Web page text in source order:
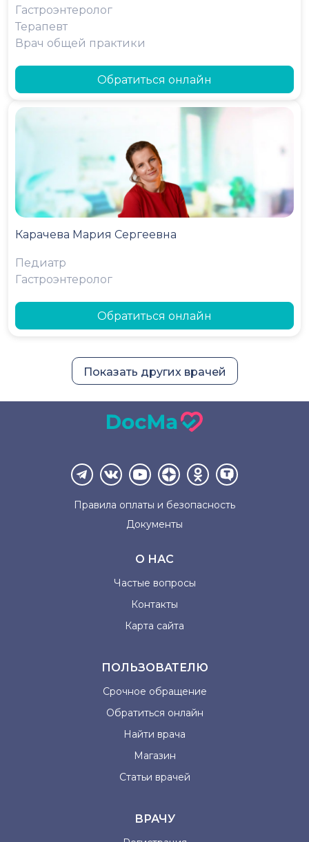
Гастроэнтеролог
Терапевт
Врач общей практики
Обратиться онлайн
Карачева Мария Сергеевна
Педиатр
Гастроэнтеролог
Обратиться онлайн
Показать других врачей
Правила оплаты и безопасность
Документы
О НАС
Частые вопросы
Контакты
Карта сайта
ПОЛЬЗОВАТЕЛЮ
Срочное обращение
Обратиться онлайн
Найти врача
Магазин
Статьи врачей
ВРАЧУ